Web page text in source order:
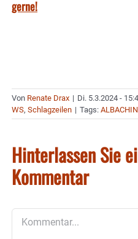
gerne!
Von Renate Drax | Di. 5.3.2024 -
WS, Schlagzeilen | Tags:
Hinterlassen Sie
Kommentar